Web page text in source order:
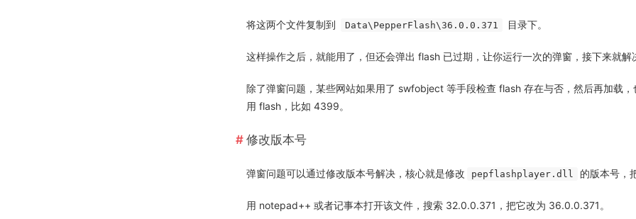
将这两个文件复制到 Data\PepperFlash\36.0.0.371 目录下。
这样操作之后，就能用了，但还会弹出 flash 已过期，让你运行一次的弹窗，接下来就解
除了弹窗问题，某些网站如果用了 swfobject 等手段检查 flash 存在与否，然后再加载，
用 flash，比如 4399。
修改版本号
弹窗问题可以通过修改版本号解决，核心就是修改 pepflashplayer.dll 的版本号，
用 notepad++ 或者记事本打开该文件，搜索 32.0.0.371，把它改为 36.0.0.371。